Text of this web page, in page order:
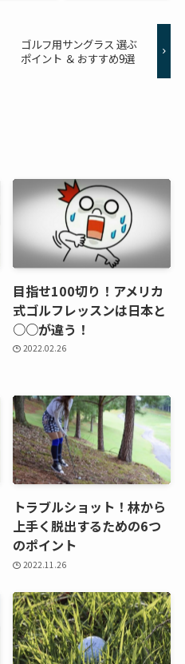
ゴルフ用サングラス 選ぶ
ポイント ＆ おすすめ9選
目指せ100切り！アメリカ
式ゴルフレッスンは日本と
○○が違う！
2022.02.26
トラブルショット！林から
上手く脱出するための6つ
のポイント
2022.11.26